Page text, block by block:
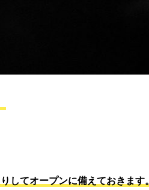
してオープンに備えておきます。